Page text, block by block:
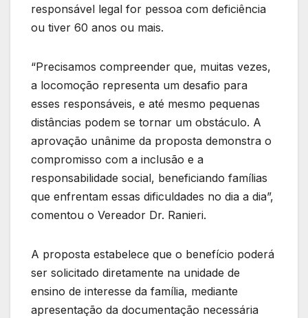
responsável legal for pessoa com deficiência
ou tiver 60 anos ou mais.
“Precisamos compreender que, muitas vezes,
a locomoção representa um desafio para
esses responsáveis, e até mesmo pequenas
distâncias podem se tornar um obstáculo. A
aprovação unânime da proposta demonstra o
compromisso com a inclusão e a
responsabilidade social, beneficiando famílias
que enfrentam essas dificuldades no dia a dia”,
comentou o Vereador Dr. Ranieri.
A proposta estabelece que o benefício poderá
ser solicitado diretamente na unidade de
ensino de interesse da família, mediante
apresentação da documentação necessária